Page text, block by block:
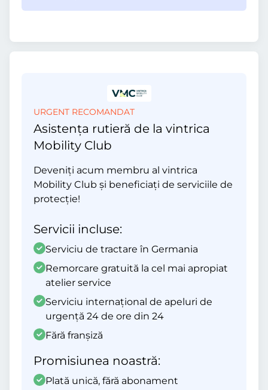
URGENT RECOMANDAT
Asistența rutieră de la vintrica
Mobility Club
Deveniți acum membru al vintrica
Mobility Club și beneficiați de serviciile de
protecție!
Servicii incluse:
Serviciu de tractare în Germania
Remorcare gratuită la cel mai apropiat
atelier service
Serviciu internațional de apeluri de
urgență 24 de ore din 24
Fără franșiză
Promisiunea noastră:
Plată unică, fără abonament